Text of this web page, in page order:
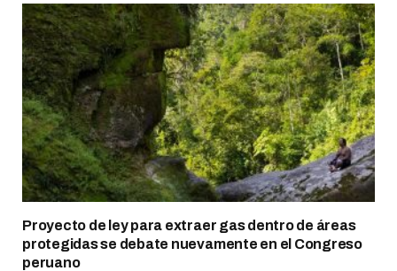
Proyecto de ley para extraer gas dentro de áreas
protegidas se debate nuevamente en el Congreso
peruano